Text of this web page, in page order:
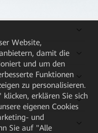
Website,
damit die
und um den
Funktionen
zu personalisieren.
erklären Sie sich
eigenen Cookies
und
Sie auf "Alle